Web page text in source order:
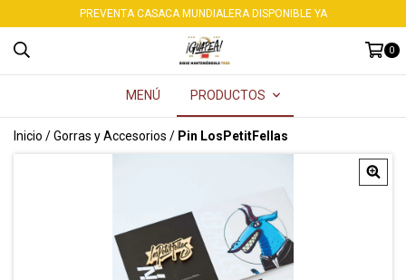
PREVENTA CASACA MUNDIALERA DISPONIBLE YA
0
MENÚ PRODUCTOS
Inicio /Gorras y Accesorios / Pin LosPetitFellas